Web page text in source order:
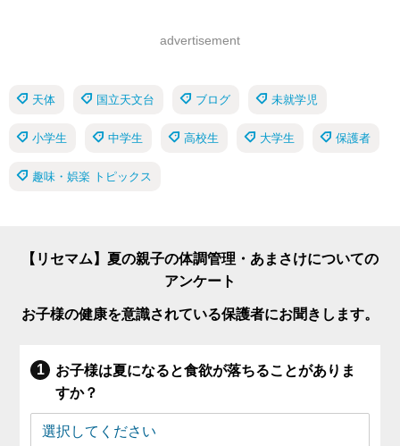
advertisement
天体 国立天文台 ブログ 未就学児
小学生 中学生 高校生 大学生 保護者
趣味・娯楽 トピックス
【リセマム】夏の親子の体調管理・あまさけについての
アンケート
お子様の健康を意識されている保護者にお聞きします。
お子様は夏になると食欲が落ちることがありま
すか？